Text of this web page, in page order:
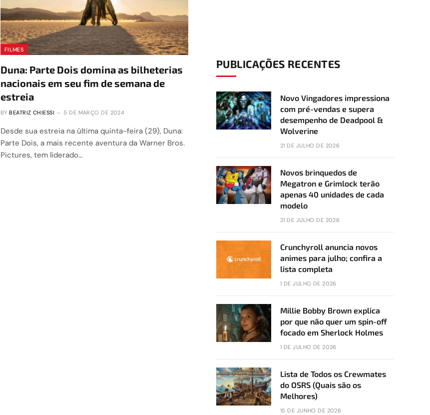
FILMES
Duna: Parte Dois domina as bilheterias
nacionais em seu fim de semana de
estreia
BY BEATRIZ CHIESSI 5 DE MARÇO DE 2024
Desde sua estreia na última quinta-feira (29), Duna:
Parte Dois, a mais recente aventura da Warner Bros.
Pictures, tem liderado…
PUBLICAÇÕES RECENTES
Novo Vingadores impressiona
com pré-vendas e supera
desempenho de Deadpool &
Wolverine
21 DE JULHO DE 2026
Novos brinquedos de
Megatron e Grimlock terão
apenas 40 unidades de cada
modelo
21 DE JULHO DE 2026
Crunchyroll anuncia novos
animes para julho; confira a
lista completa
1 DE JULHO DE 2026
Millie Bobby Brown explica
por que não quer um spin-off
focado em Sherlock Holmes
1 DE JULHO DE 2026
Lista de Todos os Crewmates
do OSRS (Quais são os
Melhores)
15 DE JUNHO DE 2026